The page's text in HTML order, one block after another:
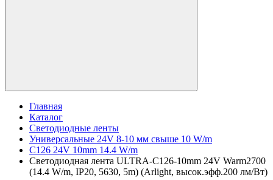
Главная
Каталог
Светодиодные ленты
Универсальные 24V 8-10 мм свыше 10 W/m
C126 24V 10mm 14.4 W/m
Светодиодная лента ULTRA-C126-10mm 24V Warm2700
(14.4 W/m, IP20, 5630, 5m) (Arlight, высок.эфф.200 лм/Вт)